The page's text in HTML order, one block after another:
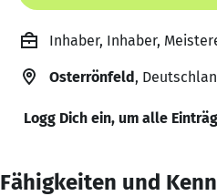
Inhaber, Inhaber,
Osterrönfeld,
Logg Dich ein, um alle
Fähigkeiten und